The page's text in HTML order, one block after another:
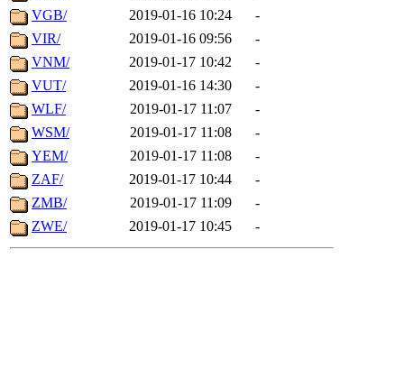
VGB/
2019-01-16 10:24
-
VIR/
2019-01-16 09:56
-
VNM/
2019-01-17 10:42
-
VUT/
2019-01-16 14:30
-
WLF/
2019-01-17 11:07
-
WSM/
2019-01-17 11:08
-
YEM/
2019-01-17 11:08
-
ZAF/
2019-01-17 10:44
-
ZMB/
2019-01-17 11:09
-
ZWE/
2019-01-17 10:45 -